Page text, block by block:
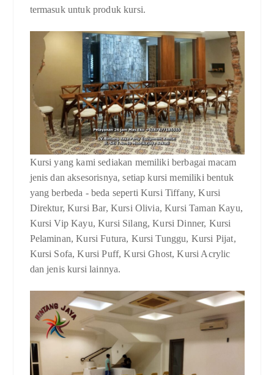
termasuk untuk produk kursi.
Kursi yang kami sediakan memiliki berbagai macam
jenis dan aksesorisnya, setiap kursi memiliki bentuk
yang berbeda - beda seperti Kursi Tiffany, Kursi
Direktur, Kursi Bar, Kursi Olivia, Kursi Taman Kayu,
Kursi Vip Kayu, Kursi Silang, Kursi Dinner, Kursi
Pelaminan, Kursi Futura, Kursi Tunggu, Kursi Pijat,
Kursi Sofa, Kursi Puff, Kursi Ghost, Kursi Acrylic
dan jenis kursi lainnya.